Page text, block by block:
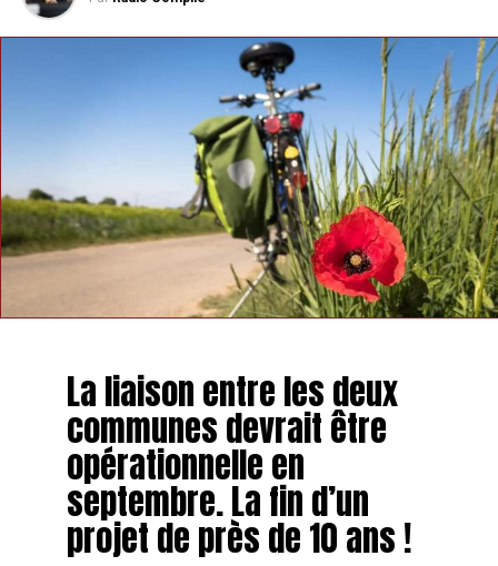
La liaison entre les deux
communes devrait être
opérationnelle en
septembre. La fin d’un
projet de près de 10 ans !